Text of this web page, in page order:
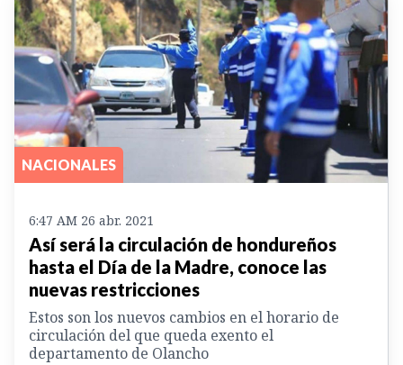
NACIONALES
6:47 AM 26 abr. 2021
Así será la circulación de hondureños
hasta el Día de la Madre, conoce las
nuevas restricciones
Estos son los nuevos cambios en el horario de
circulación del que queda exento el
departamento de Olancho